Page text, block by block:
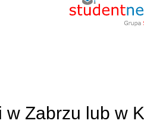
Zabrzu lub w